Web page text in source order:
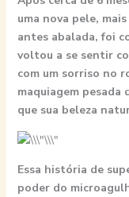
uma nova pele,
antes abalada, foi
voltou a se sentir
com um sorriso no
maquiagem
que sua beleza
Essa história de
poder do